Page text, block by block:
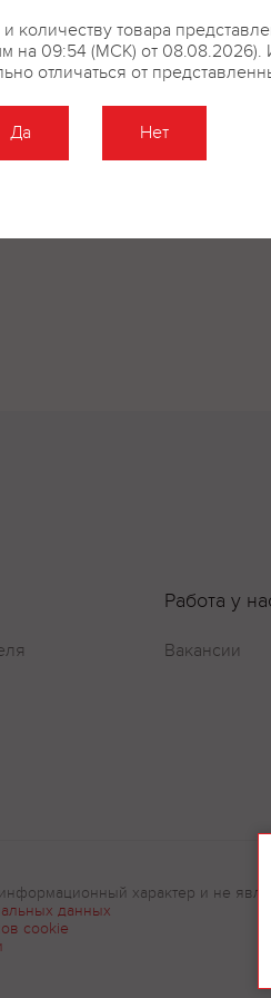
Работа у
Вакансии
характер и не
данных
cookie
количеству товара
на 09:54 (МСК) от 08.08.2026).
отличаться от
Да Нет